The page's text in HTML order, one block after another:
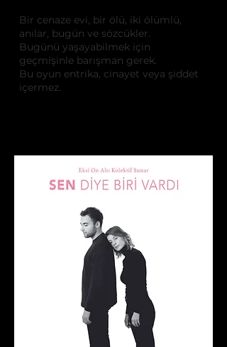
Bir cenaze evi, bir ölü, iki ölümlü,
anılar, bugün ve sözcükler.
Bugünü yaşayabilmek için
geçmişinle barışman gerek.
Bu oyun entrika, cinayet veya şiddet
içermez.